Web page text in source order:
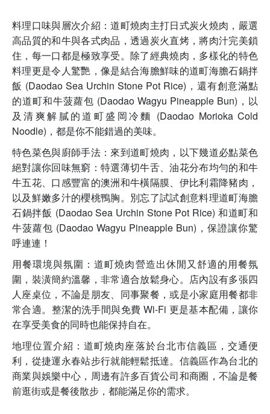
料理口味與層次介紹：道町燒肉主打日式炭火燒肉，嚴選
高品質的和牛與各式肉品，透過炭火直烤，將肉汁完美鎖
住，每一口都是極致享受。除了經典燒肉，多樣化的特色
料理更是令人驚艷，像是結合海膽鮮味的道町海膽石鍋拌
飯 (Daodao Sea Urchin Stone Pot Rice)，還有創意滿點
的道町和牛菠蘿包 (Daodao Wagyu Pineapple Bun)，以
及清爽解膩的道町盛岡冷麵 (Daodao Morioka Cold
Noodle)，都是你不能錯過的美味。
特色菜色與廚師手法：來到道町燒肉，以下幾道必點菜色
絕對讓你回味無窮：特選薄切牛舌、油花分布均勻的和牛
牛五花、口感豐富的澳洲和牛橫隔膜、伊比利霜降豬肉，
以及鮮嫩多汁的櫻桃鴨胸。別忘了試試創意料理道町海膽
石鍋拌飯 (Daodao Sea Urchin Stone Pot Rice) 和道町和
牛菠蘿包 (Daodao Wagyu Pineapple Bun)，保證讓你驚
呼連連！
用餐環境與氛圍：道町燒肉營造出休閒又舒適的用餐氛
圍，裝潢簡約溫馨，非常適合放鬆身心。店內設有多張四
人座桌位，不論是朋友、同事聚餐，或是小家庭用餐都非
常合適。整潔的洗手間與免費 Wi-Fi 更是基本配備，讓你
在享受美食的同時也能保持自在。
地理位置介紹：道町燒肉座落於台北市信義區，交通便
利，從捷運永春站步行就能輕鬆抵達。信義區作為台北的
商業與娛樂中心，周邊有許多百貨公司和商圈，不論是餐
前逛街或是餐後散步，都能滿足你的需求。